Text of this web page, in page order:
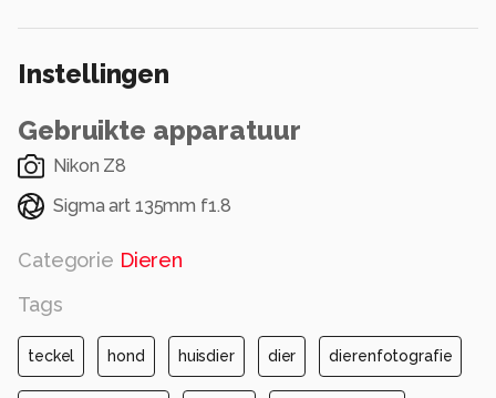
Instellingen
Gebruikte apparatuur
Nikon Z8
Sigma art 135mm f1.8
Categorie Dieren
Tags
teckel hond huisdier dier dierenfotografie